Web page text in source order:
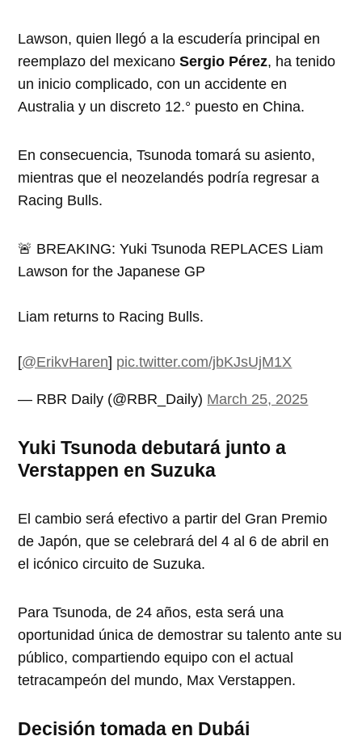
Lawson, quien llegó a la escudería principal en
reemplazo del mexicanoSergio Pérez, ha tenido
un inicio complicado, con un accidente en
Australia y un discreto 12.° puesto en China.
En consecuencia, Tsunoda tomará su asiento,
mientras que el neozelandés podría regresar a
Racing Bulls.
🚨 BREAKING: Yuki Tsunoda REPLACES Liam
Lawson for the Japanese GP
Liam returns to Racing Bulls.
[@ErikvHaren] pic.twitter.com/jbKJsUjM1X
— RBR Daily (@RBR_Daily) March 25, 2025
Yuki Tsunoda debutará junto a
Verstappen en Suzuka
El cambio será efectivo a partir del Gran Premio
de Japón, que se celebrará del 4 al 6 de abril en
el icónico circuito de Suzuka.
Para Tsunoda, de 24 años, esta será una
oportunidad única de demostrar su talento ante su
público, compartiendo equipo con el actual
tetracampeón del mundo, Max Verstappen.
Decisión tomada en Dubái